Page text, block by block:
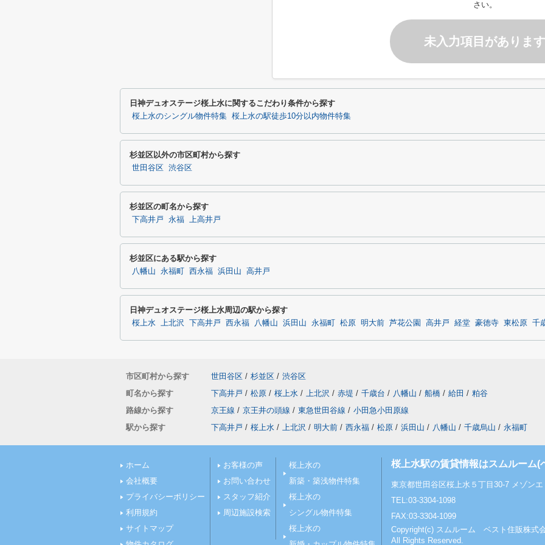
さい。
未入力項目があります
日神デュオステージ桜上水に関するこだわり条件から探す
桜上水のシングル物件特集 桜上水の駅徒歩10分以内物件特集
杉並区以外の市区町村から探す
世田谷区 渋谷区
杉並区の町名から探す
下高井戸 永福 上高井戸
杉並区にある駅から探す
八幡山 永福町 西永福 浜田山 高井戸
日神デュオステージ桜上水周辺の駅から探す
桜上水 上北沢 下高井戸 西永福 八幡山 浜田山 永福町 松原 明大前 芦花公園 高井戸 経堂 豪徳寺 東松原 千
市区町村から探す 世田谷区 / 杉並区 / 渋谷区
町名から探す
下高井戸 / 松原 / 桜上水 / 上北沢 / 赤堤 / 千歳台 / 八幡山 / 船橋 / 給田 / 粕谷
路線から探す
京王線 / 京王井の頭線 / 東急世田谷線 / 小田急小田原線
駅から探す
下高井戸 / 桜上水 / 上北沢 / 明大前 / 西永福 / 松原 / 浜田山 / 八幡山 / 千歳烏山 / 永福町
ホーム
会社概要
プライバシーポリシー
利用規約
サイトマップ
お客様の声
お問い合わせ
スタッフ紹介
周辺施設検索
桜上水の
新築・築浅物件特集
桜上水の
シングル物件特集
桜上水の
桜上水駅の賃貸情報はスムルーム(
東京都世田谷区桜上水５丁目30-7 メゾン
TEL:03-3304-1098
FAX:03-3304-1099
Copyright(c) スムルーム ベスト住販株式
All Rights Reserved.